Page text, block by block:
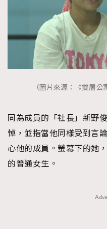
（圖片來源：《雙層公
同為成員的「社長」新野
悼，並指當他同樣受到言
心他的成員。螢幕下的她
的普通女生。